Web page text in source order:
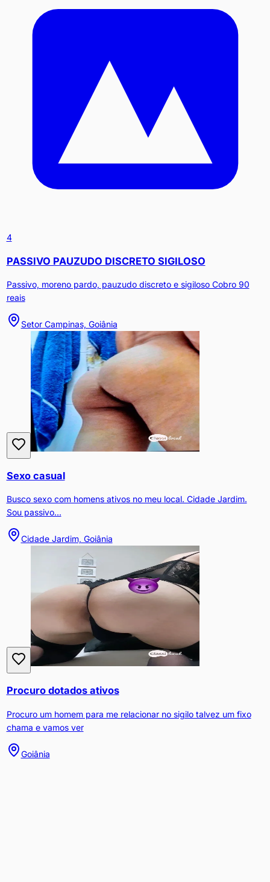
4
PASSIVO PAUZUDO DISCRETO SIGILOSO
Passivo, moreno pardo, pauzudo discreto e sigiloso Cobro 90
reais
Setor Campinas, Goiânia
Sexo casual
Busco sexo com homens ativos no meu local. Cidade Jardim.
Sou passivo...
Cidade Jardim, Goiânia
Procuro dotados ativos
Procuro um homem para me relacionar no sigilo talvez um fixo
chama e vamos ver
Goiânia